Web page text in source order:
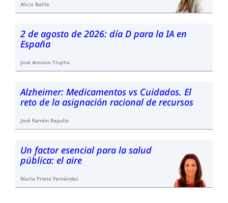
Alicia Batlle
2 de agosto de 2026: día D para la IA en
España
José Antonio Trujillo
Alzheimer: Medicamentos vs Cuidados. El
reto de la asignación racional de recursos
José Ramón Repullo
Un factor esencial para la salud
pública: el aire
Marta Prieto Fernández